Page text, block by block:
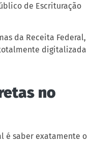
de Escrituração
da Receita Federal,
digitalizada
no
é saber exatamente o